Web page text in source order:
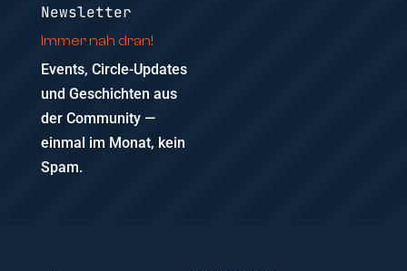
Newsletter
Immer nah dran!
Events, Circle-Updates
und Geschichten aus
der Community —
einmal im Monat, kein
Spam.